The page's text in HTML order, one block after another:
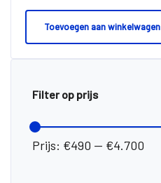
Toevoegen aan winkelwagen
Filter op prijs
Prijs: €490 — €4.700